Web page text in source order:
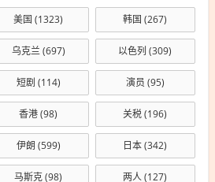
美国 (1323) 韩国 (267)
乌克兰(697) 以色列 (309)
短剧 (114) 演员 (95)
香港(98) 关税(196)
伊朗 (599) 日本(342)
马斯克(98) 两人(127)